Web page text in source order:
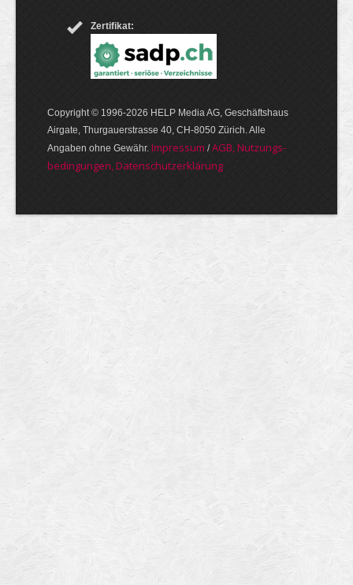
Zertifikat:
Copyright © 1996-2026 HELP Media AG, Geschäftshaus
Airgate, Thurgauer­strasse 40, CH-8050 Zürich. Alle
Angaben ohne Gewähr. Im­pres­sum /AGB, Nut­zungs­
bedin­gungen, Daten­schutz­er­klärung